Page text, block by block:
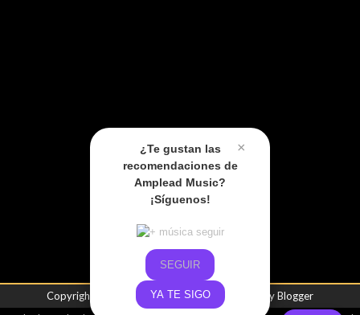
×
¿Te gustan las
recomendaciones de
Amplead Music?
¡Síguenos!
SEGUIR
YA TE SIGO
Copyright © Amplead Music| Powered byBlogger